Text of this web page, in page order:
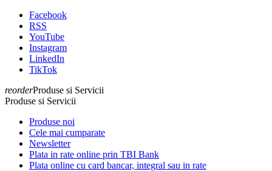
Facebook
RSS
YouTube
Instagram
LinkedIn
TikTok
reorderProduse si Servicii
Produse si Servicii
Produse noi
Cele mai cumparate
Newsletter
Plata in rate online prin TBI Bank
Plata online cu card bancar, integral sau in rate